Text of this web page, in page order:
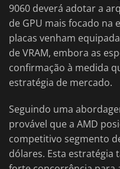
9060 deverá adotar a
de GPU mais focado na
placas venham
de VRAM, embora as
confirmação à medida
estratégia de mercado.
Seguindo uma
provável que a AMD
competitivo segmento
dólares. Esta estratégia